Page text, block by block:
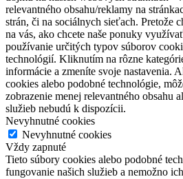
relevantného obsahu/reklamy na
strán, či na sociálnych sieťach. Pretože
na vás, ako chcete naše ponuky
používanie určitých typov súborov
technológií. Kliknutím na rôzne
informácie a zmeníte svoje nastavenia.
cookies alebo podobné technológie,
zobrazenie menej relevantného obsahu
služieb nebudú k dispozícii.
Nevyhnutné cookies
Nevyhnutné cookies
Vždy zapnuté
Tieto súbory cookies alebo podobné
fungovanie našich služieb a nemožno